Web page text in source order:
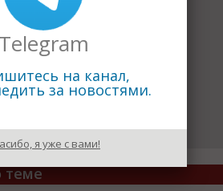
новостей
теме
Telegram
на канал,
за новостями.
я уже с вами!